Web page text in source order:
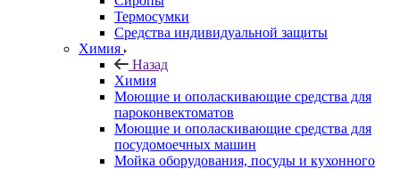
Термосумки
Средства индивидуальной защиты
Химия
Назад
Химия
Моющие и ополаскивающие средства для
пароконвектоматов
Моющие и ополаскивающие средства для
посудомоечных машин
Мойка оборудования, посуды и кухонного